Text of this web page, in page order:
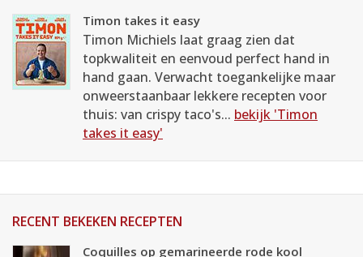
Timon takes it easy
Timon Michiels laat graag zien dat
topkwaliteit en eenvoud perfect hand in
hand gaan. Verwacht toegankelijke maar
onweerstaanbaar lekkere recepten voor
thuis: van crispy taco's... bekijk 'Timon
takes it easy'
RECENT BEKEKEN RECEPTEN
Coquilles op gemarineerde rode kool